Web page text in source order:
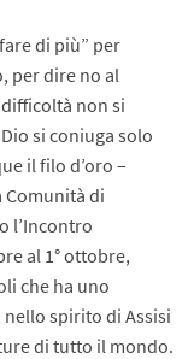
di più” per
per dire no al
non si
si coniuga solo
il filo d’oro –
Comunità di
l’Incontro
al 1° ottobre,
che ha uno
spirito di Assisi
di tutto il mondo.